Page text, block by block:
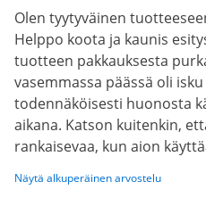
Olen tyytyväinen
Helppo koota ja kaunis
tuotteen pakkauksesta
vasemmassa päässä oli
todennäköisesti huonosta
aikana. Katson kuitenkin,
rankaisevaa, kun aion
Näytä alkuperäinen arvostelu